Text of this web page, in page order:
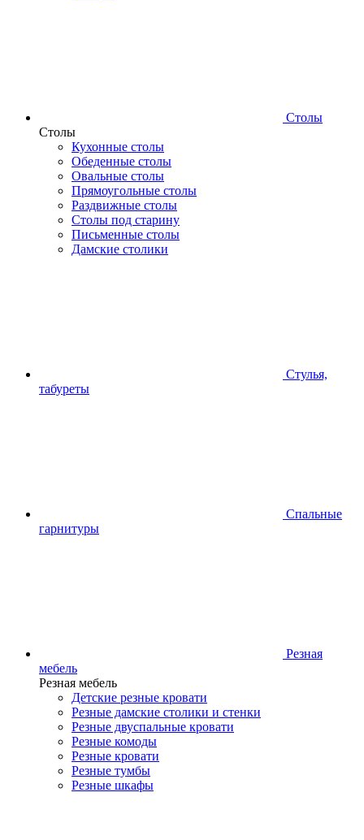
Столы
Столы
Кухонные столы
Обеденные столы
Овальные столы
Прямоугольные столы
Раздвижные столы
Столы под старину
Письменные столы
Дамские столики
Стулья,
табуреты
Спальные
гарнитуры
Резная
мебель
Резная мебель
Детские резные кровати
Резные дамские столики и стенки
Резные двуспальные кровати
Резные комоды
Резные кровати
Резные тумбы
Резные шкафы